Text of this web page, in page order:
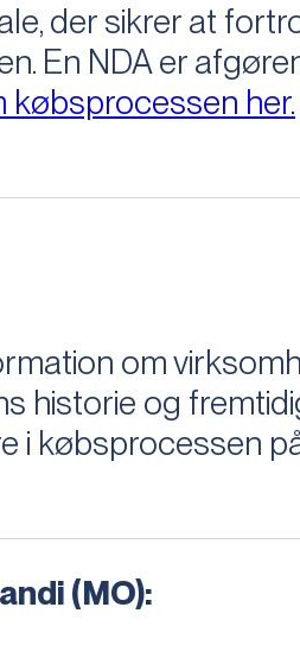
der sikrer at
En NDA er
her.
om
historie og
i købsprocessen
(MO):